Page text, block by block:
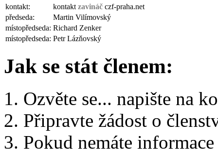
kontakt: kontakt zavináč czf-praha.net
předseda:
Martin Vilímovský
místopředseda: Richard Zenker
místopředseda: Petr Lázňovský
Jak se stát členem:
Ozvěte se... napište na
Připravte žádost o
Pokud nemáte